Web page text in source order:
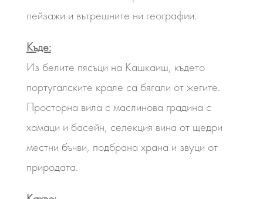
пейзажи и вътрешните ни географии.
Къде:
Из белите пясъци на Кашкаиш, където
португалските крале са бягали от жегите.
Просторна вила с маслинова градина с
хамаци и басейн, селекция вина от щедри
местни бъчви, подбрана храна и звуци от
природата.